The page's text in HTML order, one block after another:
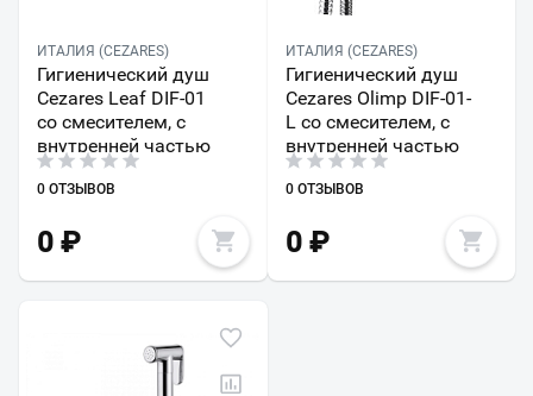
ИТАЛИЯ (CEZARES)
Гигиенический душ
Cezares Leaf DIF-01
со смесителем, с
внутренней частью
0 ОТЗЫВОВ
0 ₽
ИТАЛИЯ (CEZARES)
Гигиенический душ
Cezares Olimp DIF-01-
L со смесителем, с
внутренней частью
0 ОТЗЫВОВ
0₽